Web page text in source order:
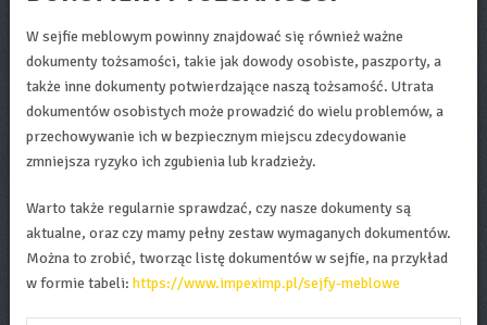
W sejfie meblowym powinny znajdować się również ważne
dokumenty tożsamości, takie jak dowody osobiste, paszporty, a
także inne dokumenty potwierdzające naszą tożsamość. Utrata
dokumentów osobistych może prowadzić do wielu problemów, a
przechowywanie ich w bezpiecznym miejscu zdecydowanie
zmniejsza ryzyko ich zgubienia lub kradzieży.
Warto także regularnie sprawdzać, czy nasze dokumenty są
aktualne, oraz czy mamy pełny zestaw wymaganych dokumentów.
Można to zrobić, tworząc listę dokumentów w sejfie, na przykład
w formie tabeli: https://www.impeximp.pl/sejfy-meblowe